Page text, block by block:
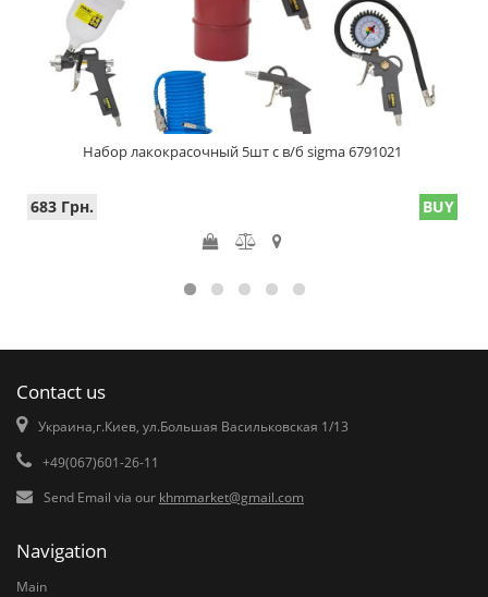
Набор лакокрасочный 5шт с в/б sigma 6791021
683 Грн. BUY
Contact us
Украина,г.Киев, ул.Большая Васильковская 1/13
+49(067)601-26-11
Send Email via our khmmarket@gmail.com
Navigation
Main